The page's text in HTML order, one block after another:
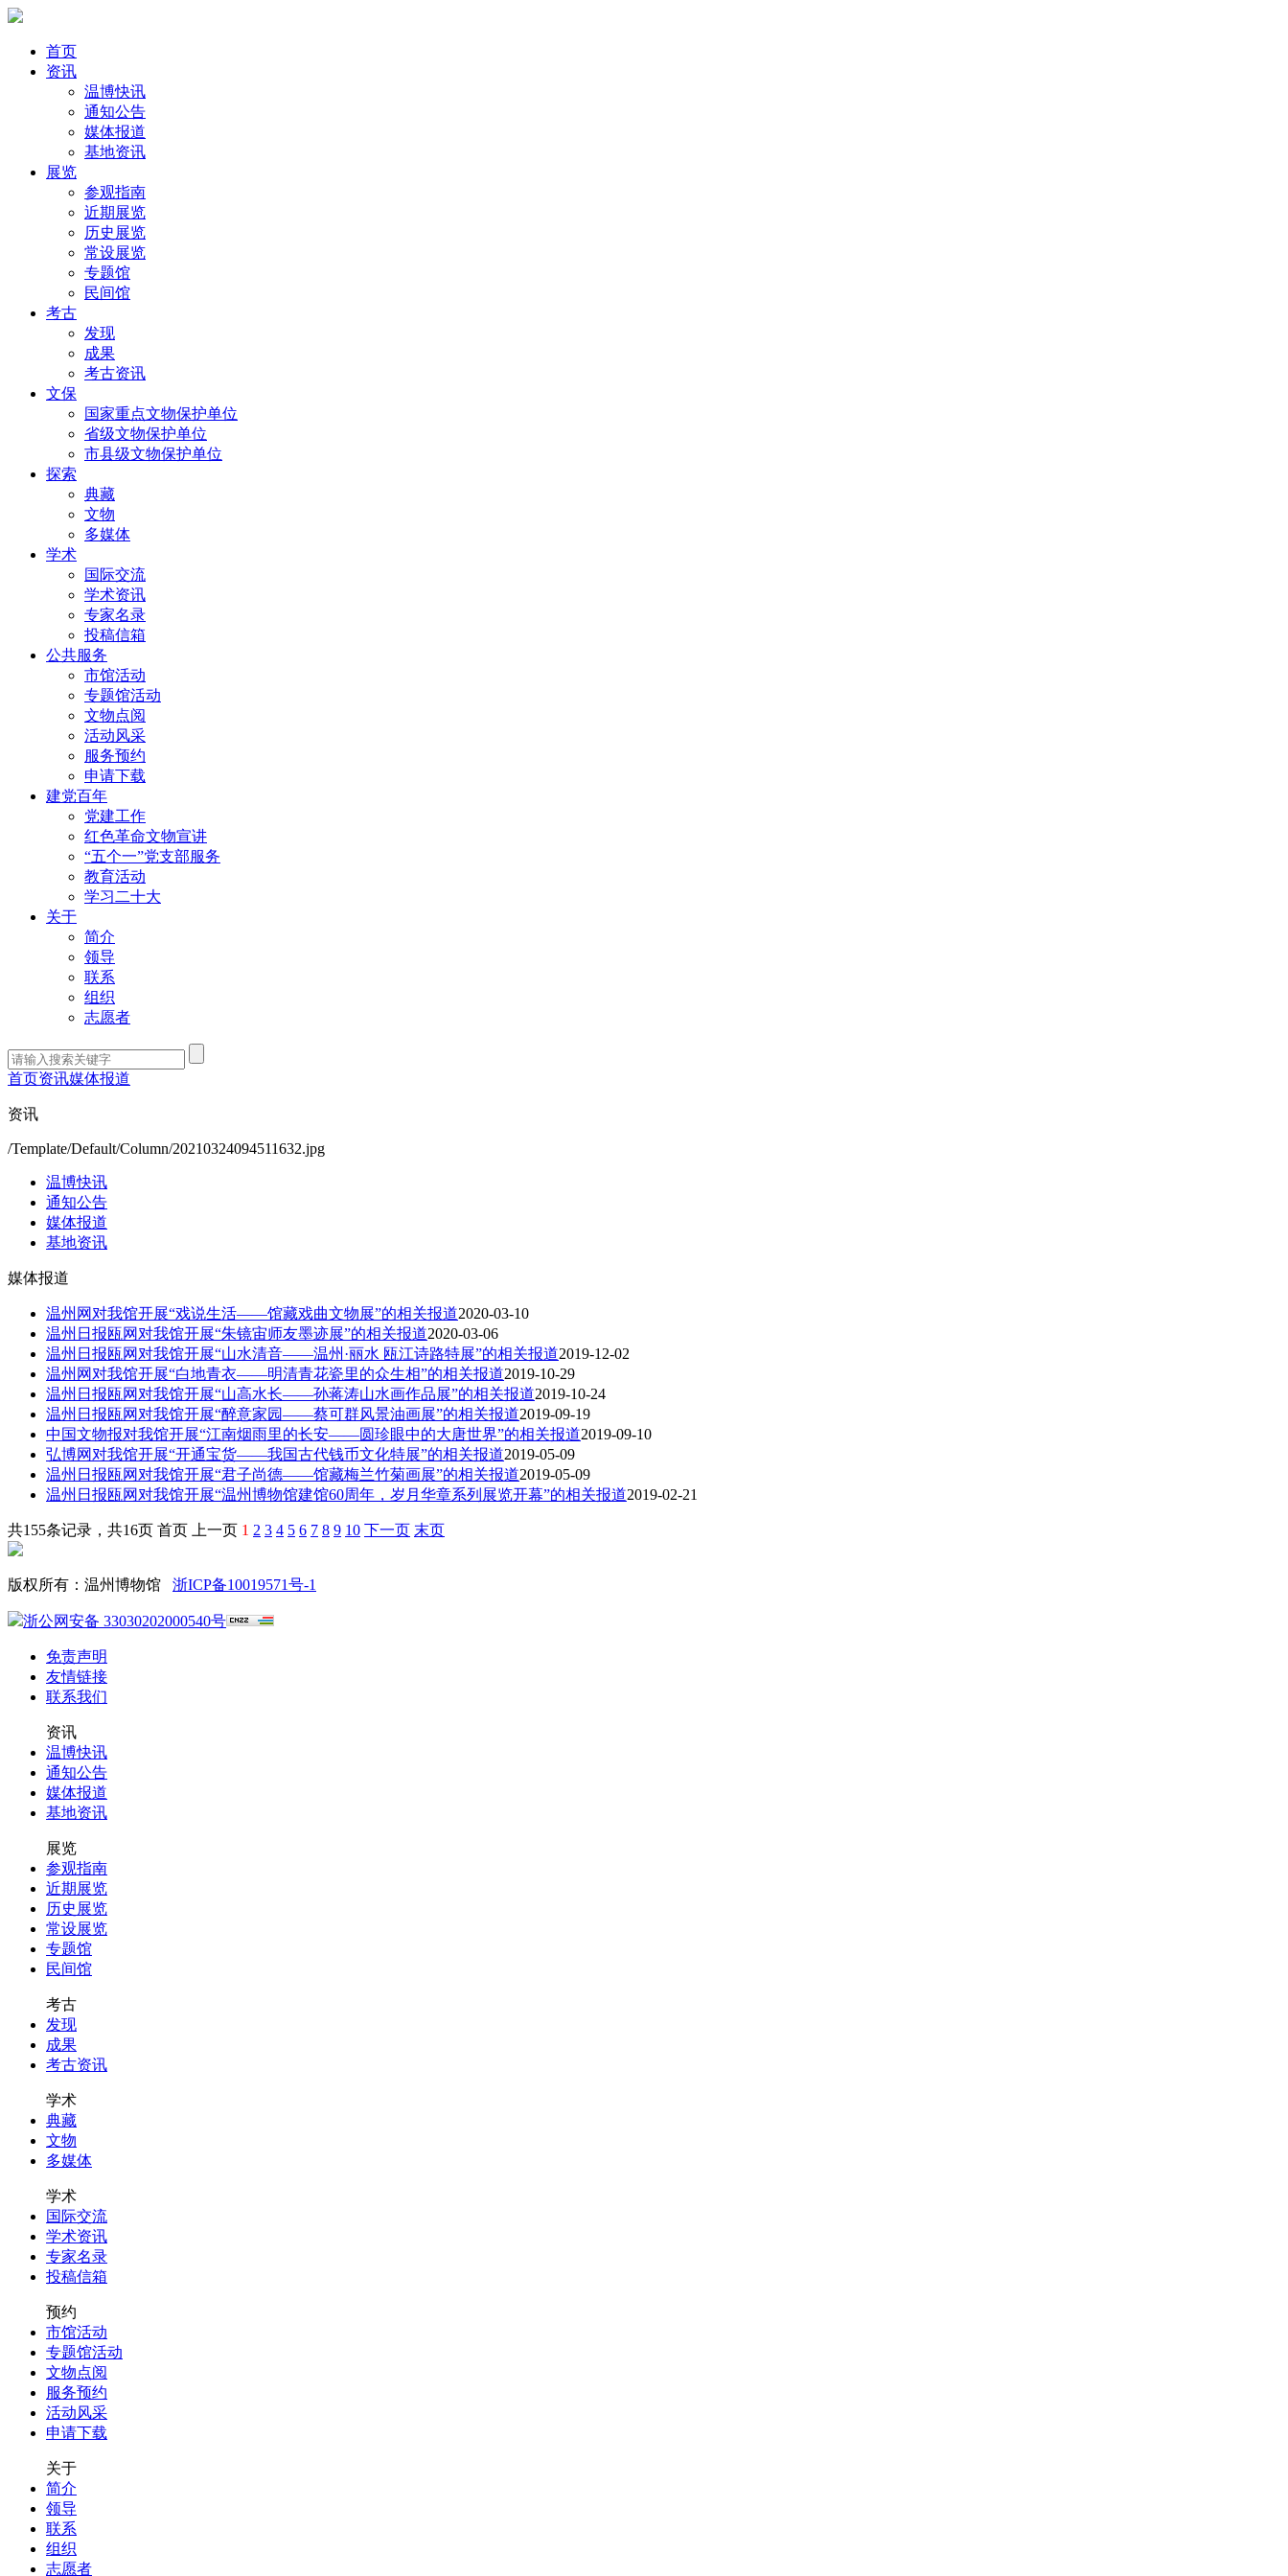
首页
资讯
温博快讯
通知公告
媒体报道
基地资讯
展览
参观指南
近期展览
历史展览
常设展览
专题馆
民间馆
考古
发现
成果
考古资讯
文保
国家重点文物保护单位
省级文物保护单位
市县级文物保护单位
探索
典藏
文物
多媒体
学术
国际交流
学术资讯
专家名录
投稿信箱
公共服务
市馆活动
专题馆活动
文物点阅
活动风采
服务预约
申请下载
建党百年
党建工作
红色革命文物宣讲
“五个一”党支部服务
教育活动
学习二十大
关于
简介
领导
联系
组织
志愿者
首页资讯媒体报道
资讯
/Template/Default/Column/20210324094511632.jpg
温博快讯
通知公告
媒体报道
基地资讯
媒体报道
温州网对我馆开展“戏说生活——馆藏戏曲文物展”的相关报道2020-03-10
温州日报瓯网对我馆开展“朱镜宙师友墨迹展”的相关报道2020-03-06
温州日报瓯网对我馆开展“山水清音——温州·丽水 瓯江诗路特展”的相关报道2019-12-02
温州网对我馆开展“白地青衣——明清青花瓷里的众生相”的相关报道2019-10-29
温州日报瓯网对我馆开展“山高水长——孙蒋涛山水画作品展”的相关报道2019-10-24
温州日报瓯网对我馆开展“醉意家园——蔡可群风景油画展”的相关报道2019-09-19
中国文物报对我馆开展“江南烟雨里的长安——圆珍眼中的大唐世界”的相关报道2019-09-10
弘博网对我馆开展“开通宝货——我国古代钱币文化特展”的相关报道2019-05-09
温州日报瓯网对我馆开展“君子尚德——馆藏梅兰竹菊画展”的相关报道2019-05-09
温州日报瓯网对我馆开展“温州博物馆建馆60周年，岁月华章系列展览开幕”的相关报道2019-02-21
共155条记录，共16页 首页 上一页 1 2 3 4 5 6 7 8 9 10 下一页 末页
版权所有：温州博物馆 浙ICP备10019571号-1
浙公网安备 33030202000540号
免责声明
友情链接
联系我们
资讯
温博快讯
通知公告
媒体报道
基地资讯
展览
参观指南
近期展览
历史展览
常设展览
专题馆
民间馆
考古
发现
成果
考古资讯
学术
典藏
文物
多媒体
学术
国际交流
学术资讯
专家名录
投稿信箱
预约
市馆活动
专题馆活动
文物点阅
服务预约
活动风采
申请下载
关于
简介
领导
联系
组织
志愿者